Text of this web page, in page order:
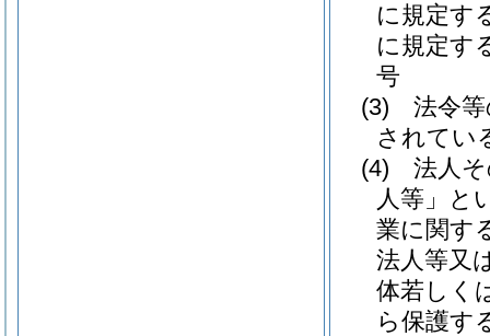
に規定す
に規定す
号
(3)
法令
されてい
(4)
法人
人等」と
業に関す
法人等又
体若しく
ら保護す